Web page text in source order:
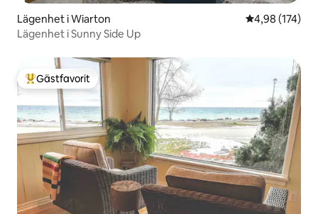
Lägenhet i Wiarton 4,98 av 5 i
4,98 (174)
Lägenhet i Sunny Side Up
Populär gästfavorit
Gästfavorit